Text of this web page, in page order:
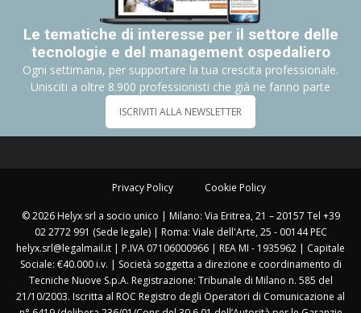
Le tematiche di interesse per il settore delle
tecnologie e del management ospedaliero
Ogni settimana, per supportare la tua crescita professionale.
Unisciti a oltre 8.900 professionisti che già ne fanno parte
ISCRIVITI ALLA NEWSLETTER
Privacy Policy Cookie Policy
© 2026 Helyx srl a socio unico | Milano: Via Eritrea, 21 – 20157 Tel +39
02 2772 991 (Sede legale) | Roma: Viale dell'Arte, 25 - 00144 PEC
helyx.srl@legalmail.it | P.IVA 07106000966 | REA MI - 1935962 | Capitale
Sociale: €40.000 i.v. | Società soggetta a direzione e coordinamento di
Tecniche Nuove S.p.A. Registrazione: Tribunale di Milano n. 585 del
21/10/2003. Iscritta al ROC Registro degli Operatori di Comunicazione al